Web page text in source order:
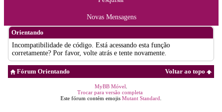
Novas Mensagens
Orientando
Incompatibilidade de código. Está acessando esta função
corretamente? Por favor, volte atrás e tente novamente.
Voltar ao topo
Fórum Orientando
MyBB Móvel
Trocar para versão completa
Este fórum contém emojis Mutant Standard